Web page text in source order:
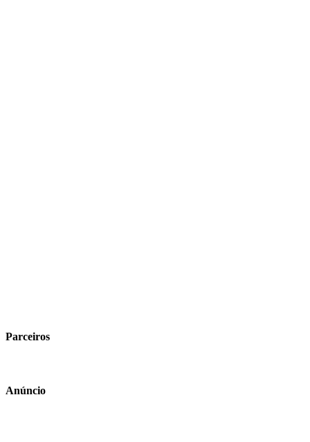
Parceiros
Anúncio